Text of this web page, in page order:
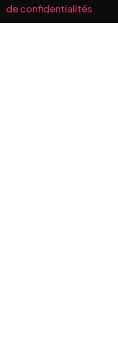
de confidentialités